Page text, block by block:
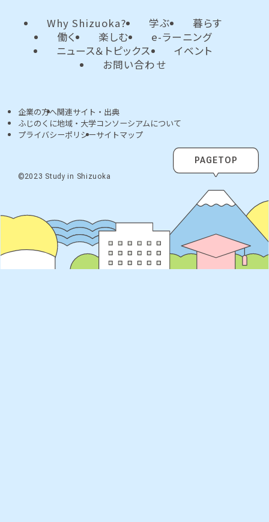
Why Shizuoka? 学ぶ
暮らす
働く
楽しむ
e-ラーニング
ニュース＆トピックス
イベント
お問い合わせ
企業の方へ関連サイト・出典
ふじのくに地域・大学コンソーシアムについて
プライバシーポリシーサイトマップ
©2023 Study in Shizuoka
PAGETOP